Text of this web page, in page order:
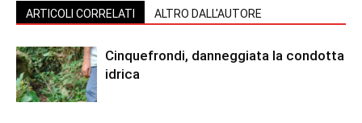
ARTICOLI CORRELATI ALTRO DALL'AUTORE
Cinquefrondi, danneggiata la condotta
idrica